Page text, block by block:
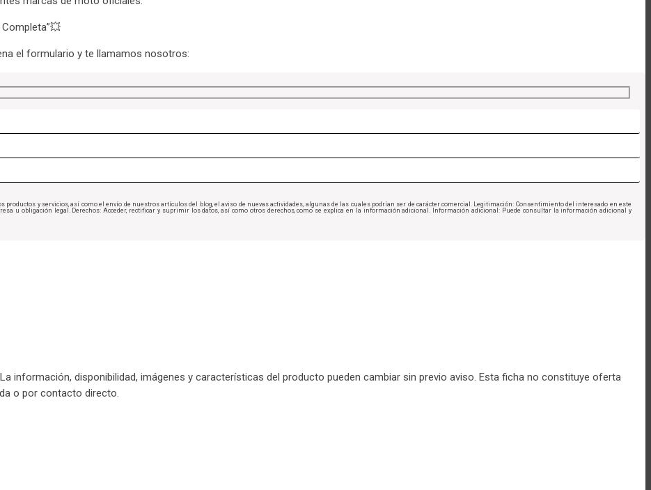
el formulario y te llamamos nosotros:
y servicios, así como el envío de nuestros artículos del blog, el aviso de nuevas actividades, algunas de las cuales podrían ser de carácter comercial. Legitimación: Consentimiento del interesado en este
u obligación legal. Derechos: Acceder, rectificar y suprimir los datos, así como otros derechos, como se explica en la información adicional. Información adicional: Puede consultar la información adicional y
información, disponibilidad, imágenes y características del producto pueden cambiar sin previo aviso. Esta ficha no constituye oferta
o por contacto directo.